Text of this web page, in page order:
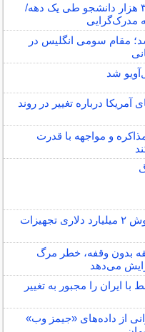
کاهش یک میلیون و ۳۰۰ هزار دانشجو طی یک دهه/
مدرک‌گرایی
مقام سومی انگلیس در
شد
آمریکا درباره تغییر در روند
و مواجهه با قدرت
چراغ سبز آمریکا به فروش ۲ میلیارد دلاری تجهیزات
بیش از ۳۰ دقیقه بدون وقفه، خطر مرگ
می‌دهد
مرتبط با ایران را مجبور به تغییر
از داده‌های «جیمز وب»